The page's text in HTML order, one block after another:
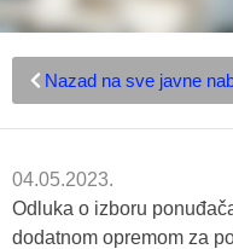
Nazad na sve javne
04.05.2023.
Odluka o izboru
dodatnom opremom za